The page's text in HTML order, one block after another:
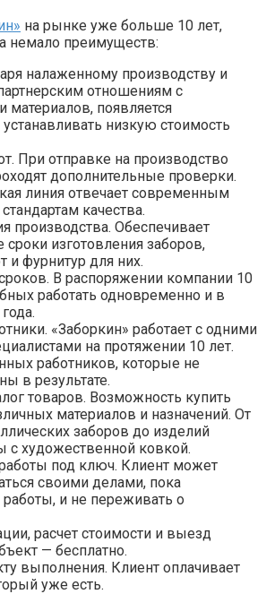
на рынке уже больше 10 лет,
немало преимуществ:
налаженному производству и
отношениям с
материалов, появляется
низкую стоимость
При отправке на производство
дополнительные проверки.
линия отвечает современным
качества.
производства. Обеспечивает
изготовления заборов,
и фурнитур для них.
В распоряжении компании 10
работать одновременно и в
«Заборкин» работает с одними
на протяжении 10 лет.
работников, которые не
в результате.
товаров. Возможность купить
материалов и назначений. От
заборов до изделий
с художественной ковкой.
работы под ключ. Клиент может
своими делами, пока
и не переживать о
расчет стоимости и выезд
— бесплатно.
выполнения. Клиент оплачивает
уже есть.